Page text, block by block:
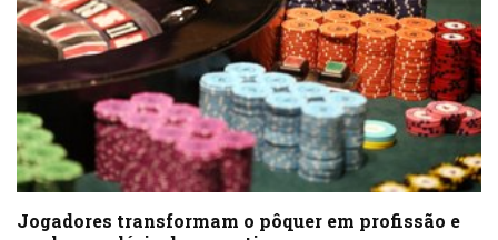
Jogadores transformam o pôquer em profissão e